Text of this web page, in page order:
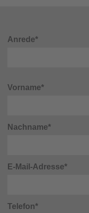
Anrede*
Vorname*
Nachname*
E-Mail-Adresse*
Telefon*